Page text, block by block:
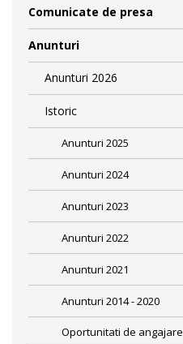
Comunicate de presa
Anunturi
Anunturi 2026
Istoric
Anunturi 2025
Anunturi 2024
Anunturi 2023
Anunturi 2022
Anunturi 2021
Anunturi 2014 - 2020
Oportunitati de angajare